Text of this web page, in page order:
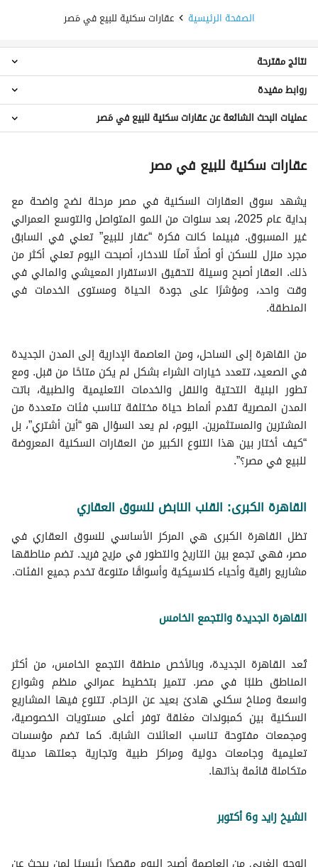
الصفحة الرئيسية عقارات سكنية للبيع في مَصر
عقارات استوديو للبيع في مَصر
عقارات 1 غرفة نوم للبيع في مَصر
عقارات 2 غرفة نوم للبيع في مَصر
عقارات 4 غرف نوم للبيع في مَصر
شاليهات للبيع في مَصر
فيلات للبيع في مَصر
تاون هاوس للبيع في مَصر
توين هاوس للبيع في مَصر
دوبليكس للبيع في مَصر
بنتهاوس للبيع في مَصر
اي فيلا للبيع في مَصر
عقارات سكنية اخرى للبيع في مَصر
غرف للبيع في مَصر
كبينات للبيع في مَصر
أسطح للبيع في مَصر
نتائج مقترحة
عقارات للايجار في مَصر
روابط مفيدة
عقارات للبيع في مصر من المالك مباشرة
أرخص شقق في الساحل الشمالي
عمليات البحث الشائعة عن عقارات سكنية للبيع في مَصر
عقارات سكنية للبيع في مصر
يشهد سوق العقارات السكنية في مصر مرحلة نضج واضحة مع
بداية عام 2025، بعد سنوات من النمو المتواصل والتوسع العمراني
غير المسبوق. فبينما كانت فكرة “عقار للبيع” تعني في السابق
مجرد منزل للسكن أو أصلًا آمنًا للادخار، أصبحت اليوم تعني أكثر من
ذلك. العقار أصبح وسيلة لتحقيق الاستقرار المعيشي والمالي في
وقت واحد، ومؤشرًا على جودة الحياة ومستوى الخدمات في
المنطقة.
من القاهرة إلى الساحل، ومن العاصمة الإدارية إلى المدن الجديدة
في الصعيد، تتعدد خيارات الشراء بشكل لم يكن متاحًا من قبل. ومع
تطور البنية التحتية والنقل والخدمات التعليمية والطبية، باتت
المدن المصرية تقدم أنماط حياة مختلفة تناسب فئات متعددة من
المشترين والمستثمرين. اليوم، لم يعد السؤال هو “أين أشتري”، بل
“كيف أختار بين هذا التنوع الكبير من العقارات السكنية المعروضة
للبيع في مصر؟”.
القاهرة الكبرى: القلب النابض للسوق العقاري
تظل القاهرة الكبرى هي المركز الأساسي للسوق العقاري في
مصر، فهي تجمع بين التاريخ والتطور في مزيج فريد. تضم مناطقها
مشاريع راقية وأحياء كلاسيكية وأسواقًا متنوعة تخدم جميع الفئات.
القاهرة الجديدة والتجمع الخامس
تُعد القاهرة الجديدة، وبالأخص منطقة التجمع الخامس، من أكثر
المناطق طلبًا في مصر. تتميز بتخطيط عمراني منظم وشوارع
واسعة ومناخ سكني هادئ بعيد عن الزحام. تتنوع فيها المشاريع
السكنية بين كمبوندات مغلقة توفر أعلى مستويات الخصوصية،
ومجمعات مفتوحة تناسب العائلات الشابة. كما تضم مؤسسات
تعليمية وجامعات دولية ومراكز طبية وتجارية جعلتها مدينة
متكاملة قائمة بذاتها.
الشيخ زايد و6 أكتوبر